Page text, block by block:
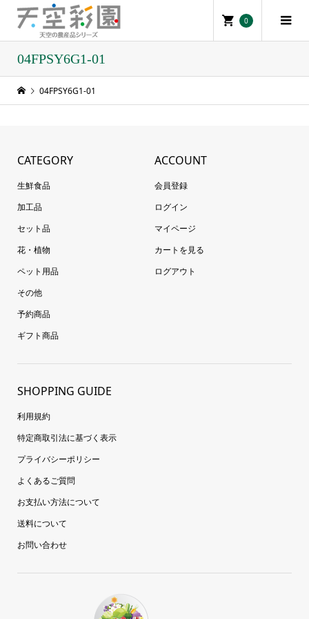
0
04FPSY6G1-01
04FPSY6G1-01
CATEGORY
生鮮食品
加工品
セット品
花・植物
ペット用品
その他
予約商品
ギフト商品
ACCOUNT
会員登録
ログイン
マイページ
カートを見る
ログアウト
SHOPPING GUIDE
利用規約
特定商取引法に基づく表示
プライバシーポリシー
よくあるご質問
お支払い方法について
送料について
お問い合わせ